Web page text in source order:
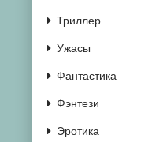
Триллер
Ужасы
Фантастика
Фэнтези
Эротика